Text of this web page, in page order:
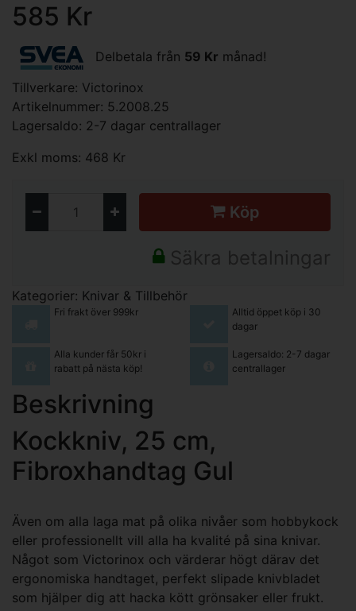
585 Kr
Delbetala från 59 Kr månad!
Tillverkare: Victorinox
Artikelnummer: 5.2008.25
Lagersaldo: 2-7 dagar centrallager
Exkl moms: 468 Kr
Köp
Säkra betalningar
Kategorier: Knivar & Tillbehör
Fri frakt över 999kr
Alltid öppet köp i 30
dagar
Alla kunder får 50kr i
rabatt på nästa köp!
Lagersaldo: 2-7 dagar
centrallager
Beskrivning
Kockkniv, 25 cm,
Fibroxhandtag Gul
Även om alla laga mat på olika nivåer som hobbykock
eller professionellt vill alla ha kvalité på sina knivar.
Något som Victorinox och värderar högt därav det
ergonomiska handtaget, perfekt slipade knivbladet
som hjälper dig att hacka kött grönsaker eller frukt.